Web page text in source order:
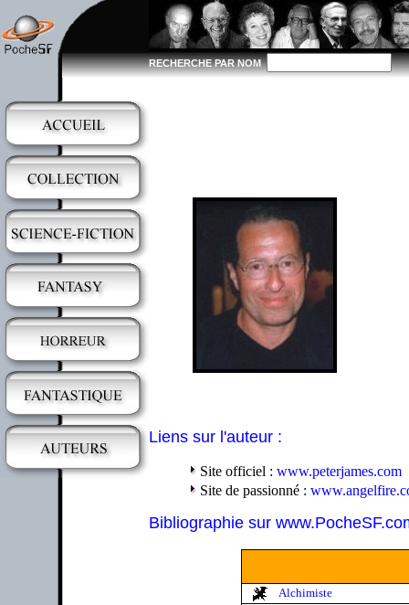
RECHERCHE PAR NOM
Liens sur l'auteur :
Site officiel : www.peterjames.com
Site de passionné :
Bibliographie sur
Alchimiste